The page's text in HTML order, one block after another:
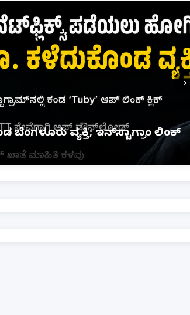
ಕೇಸ್ ರದ್ದಾಗಲ್ಲ: ಹೈಕೋರ್ಟ್ ಮಹತ್ವದ
›